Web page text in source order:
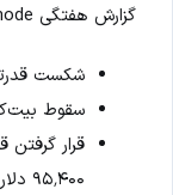
گزارش هفتگی Glassnode نشان می‌دهد:
شکست
سقوط
قرار
۹۵٬۴۰۰ دلار